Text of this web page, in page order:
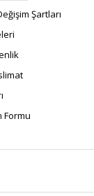
Şartları
Formu